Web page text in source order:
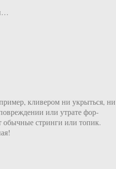
кливером ни укрыться, ни
или утрате фор-
обычные стринги или топик.